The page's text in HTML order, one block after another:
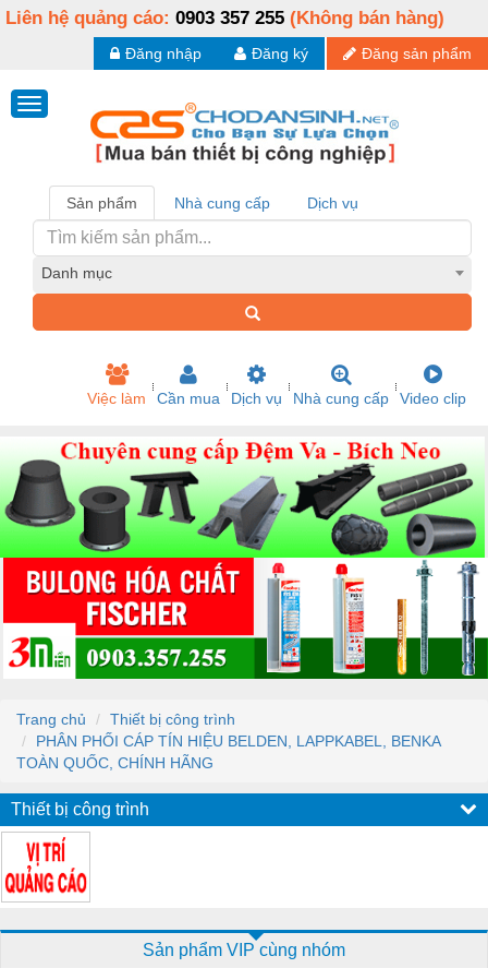
Liên hệ quảng cáo: 0903 357 255 (Không bán hàng)
Đăng sản phẩm
Đăng ký
Đăng nhập
Sản phẩm Nhà cung cấp Dịch vụ
Danh mục
Việc làm Cần mua Dịch vụ Nhà cung cấp Video clip
Trang chủ
Thiết bị công trình
PHÂN PHỐI CÁP TÍN HIỆU BELDEN, LAPPKABEL, BENKA
TOÀN QUỐC, CHÍNH HÃNG
Thiết bị công trình
Sản phẩm VIP cùng nhóm